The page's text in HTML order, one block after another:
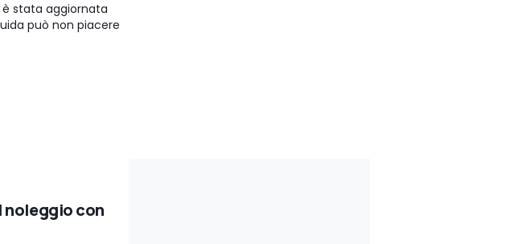
stata aggiornata
può non piacere
noleggio con